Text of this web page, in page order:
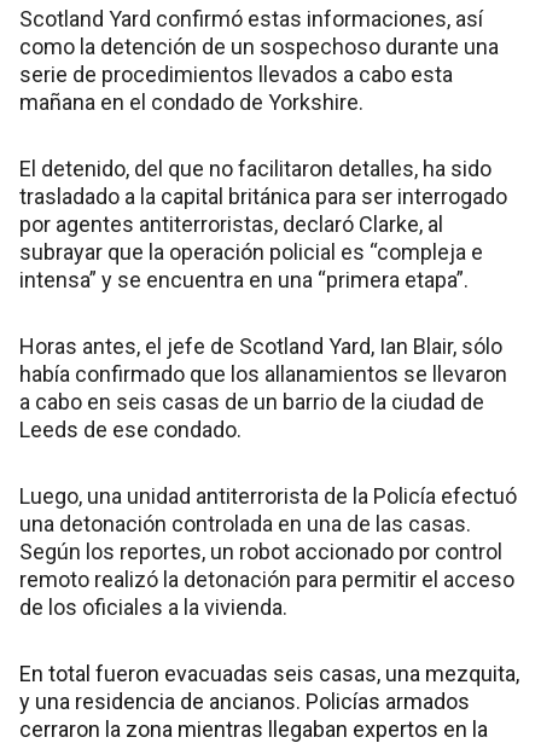
Scotland Yard confirmó estas informaciones, así
como la detención de un sospechoso durante una
serie de procedimientos llevados a cabo esta
mañana en el condado de Yorkshire.
El detenido, del que no facilitaron detalles, ha sido
trasladado a la capital británica para ser interrogado
por agentes antiterroristas, declaró Clarke, al
subrayar que la operación policial es “compleja e
intensa” y se encuentra en una “primera etapa”.
Horas antes, el jefe de Scotland Yard, Ian Blair, sólo
había confirmado que los allanamientos se llevaron
a cabo en seis casas de un barrio de la ciudad de
Leeds de ese condado.
Luego, una unidad antiterrorista de la Policía efectuó
una detonación controlada en una de las casas.
Según los reportes, un robot accionado por control
remoto realizó la detonación para permitir el acceso
de los oficiales a la vivienda.
En total fueron evacuadas seis casas, una mezquita,
y una residencia de ancianos. Policías armados
cerraron la zona mientras llegaban expertos en la